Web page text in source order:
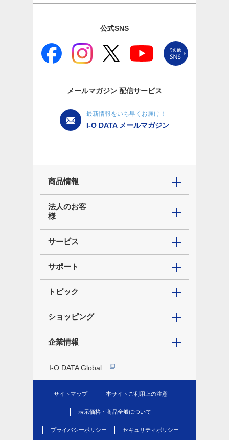
公式SNS
メールマガジン 配信サービス
最新情報をいち早くお届け！
I-O DATA メールマガジン
商品情報
法人のお客
様
サービス
サポート
トピック
ショッピング
企業情報
I-O DATA Global
サイトマップ 本サイトご利用上の注意
表示価格・商品全般について
プライバシーポリシー セキュリティポリシー